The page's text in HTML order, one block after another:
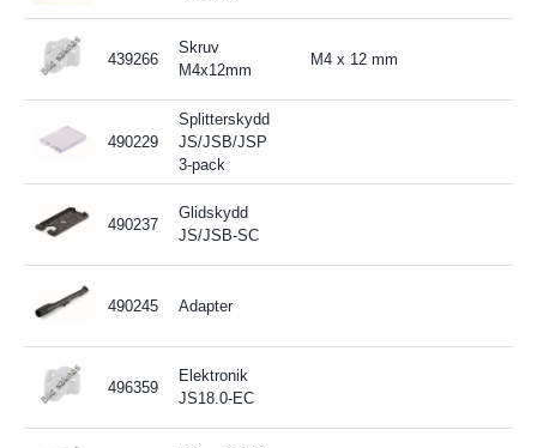
439266
Skruv
M4x12mm
M4 x 12 mm
490229
Splitterskydd
JS/JSB/JSP
3-pack
490237
Glidskydd
JS/JSB-SC
490245 Adapter
496359
Elektronik
JS18.0-EC